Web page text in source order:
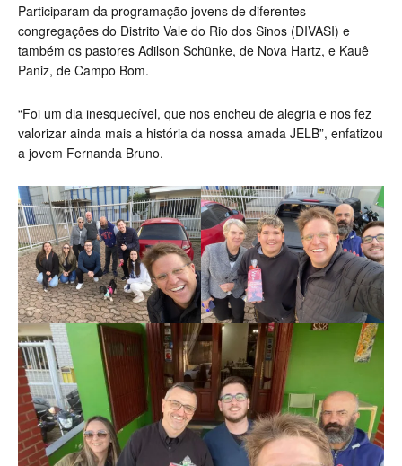
Participaram da programação jovens de diferentes
congregações do Distrito Vale do Rio dos Sinos (DIVASI) e
também os pastores Adilson Schünke, de Nova Hartz, e Kauê
Paniz, de Campo Bom.
“Foi um dia inesquecível, que nos encheu de alegria e nos fez
valorizar ainda mais a história da nossa amada JELB”, enfatizou
a jovem Fernanda Bruno.